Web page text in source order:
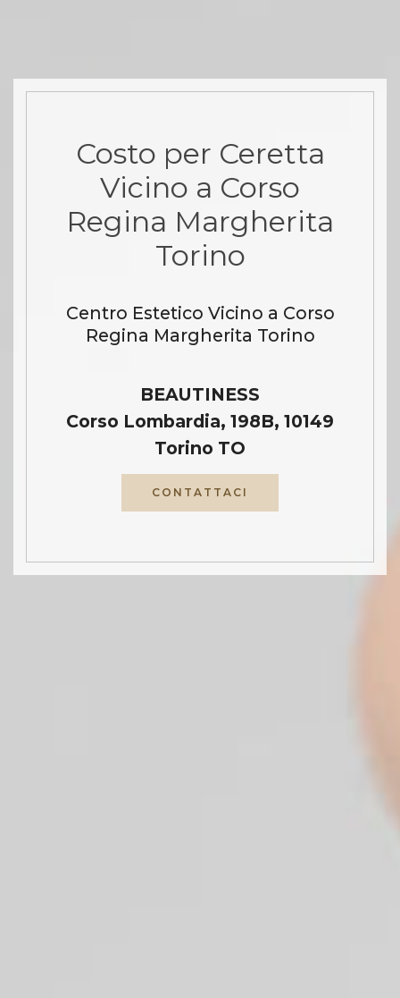
Costo per Ceretta
Vicino a Corso
Regina Margherita
Torino
Centro Estetico Vicino a Corso
Regina Margherita Torino
BEAUTINESS
Corso Lombardia, 198B, 10149
Torino TO
CONTATTACI